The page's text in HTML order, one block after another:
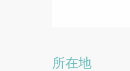
所在地